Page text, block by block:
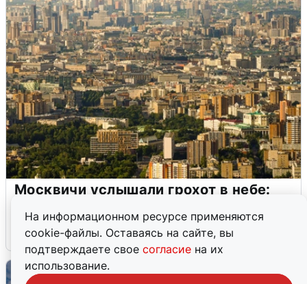
На информационном ресурсе применяются
cookie-файлы. Оставаясь на сайте, вы
подтверждаете свое согласие на их
использование.
Москвичи услышали грохот в небе:
7 августа 0